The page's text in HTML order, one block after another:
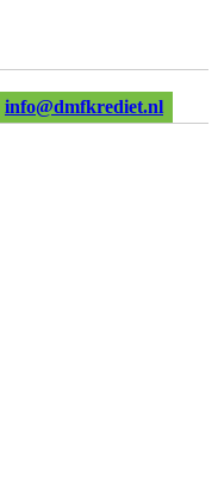
info@dmfkrediet.nl